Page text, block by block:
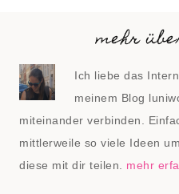
mehr
Ich liebe das
meinem Blog
miteinander verbinden.
mittlerweile so viele Ideen
diese mit dir teilen. mehr